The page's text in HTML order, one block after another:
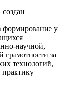
создан
формирование у
научной,
грамотности за
технологий,
практику